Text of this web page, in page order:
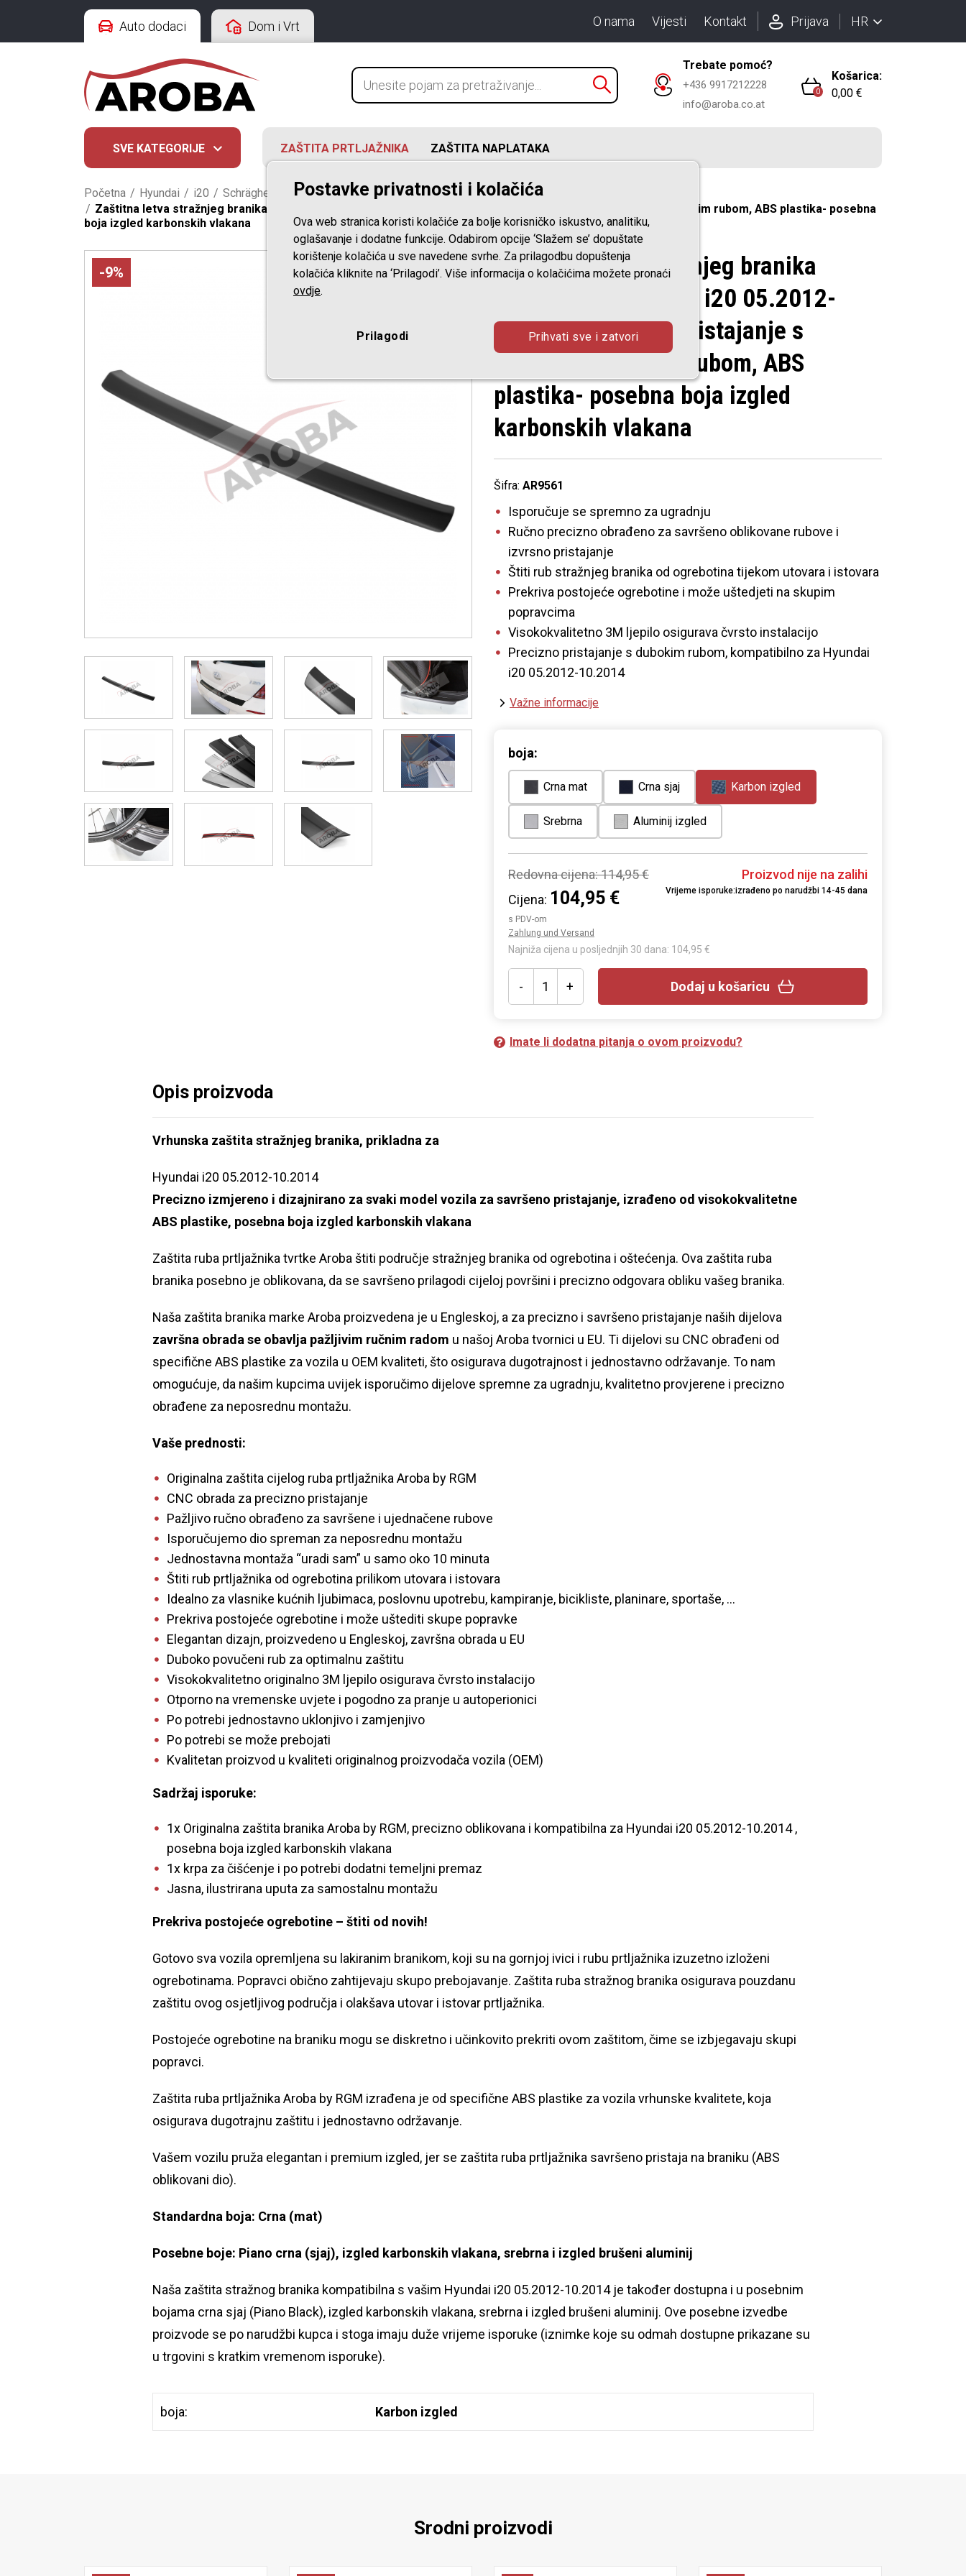
Auto dodaci Dom i Vrt O nama Vijesti Kontakt Prijava HR
Trebate pomoć?
+436 9917212228
info@aroba.co.at
0
Košarica:
0,00 €
SVE KATEGORIJE ZAŠTITA PRTLJAŽNIKA ZAŠTITA NAPLATAKA
Početna / Hyundai / i20 / Schrägheck PB (02.2009-11.2014)
/ Zaštitna letva stražnjeg branika pogodno za Hyundai i20 05.2012-10.2014 precizno pristajanje s dubokim zaštitnim rubom, ABS plastika- posebna
boja izgled karbonskih vlakana
-9%
Zaštitna letva stražnjeg branika
pogodno za Hyundai i20 05.2012-
10.2014 precizno pristajanje s
dubokim zaštitnim rubom, ABS
plastika- posebna boja izgled
karbonskih vlakana
Šifra: AR9561
Isporučuje se spremno za ugradnju
Ručno precizno obrađeno za savršeno oblikovane rubove i
izvrsno pristajanje
Štiti rub stražnjeg branika od ogrebotina tijekom utovara i istovara
Prekriva postojeće ogrebotine i može uštedjeti na skupim
popravcima
Visokokvalitetno 3M ljepilo osigurava čvrsto instalacijo
Precizno pristajanje s dubokim rubom, kompatibilno za Hyundai
i20 05.2012-10.2014
Važne informacije
boja:
Crna mat Crna sjaj Karbon izgled
Srebrna Aluminij izgled
Proizvod nije na zalihi
Vrijeme isporuke:izrađeno po narudžbi 14-45 dana
Redovna cijena:114,95 €
Cijena: 104,95 €
s PDV-om
Zahlung und Versand
Najniža cijena u posljednjih 30 dana: 104,95 €
- + Dodaj u košaricu
Imate li dodatna pitanja o ovom proizvodu?
Opis proizvoda
Vrhunska zaštita stražnjeg branika, prikladna za
Hyundai i20 05.2012-10.2014
Precizno izmjereno i dizajnirano za svaki model vozila za savršeno pristajanje, izrađeno od visokokvalitetne
ABS plastike, posebna boja izgled karbonskih vlakana
Zaštita ruba prtljažnika tvrtke Aroba štiti područje stražnjeg branika od ogrebotina i oštećenja. Ova zaštita ruba
branika posebno je oblikovana, da se savršeno prilagodi cijeloj površini i precizno odgovara obliku vašeg branika.
Naša zaštita branika marke Aroba proizvedena je u Engleskoj, a za precizno i savršeno pristajanje naših dijelova
završna obrada se obavlja pažljivim ručnim radom u našoj Aroba tvornici u EU. Ti dijelovi su CNC obrađeni od
specifične ABS plastike za vozila u OEM kvaliteti, što osigurava dugotrajnost i jednostavno održavanje. To nam
omogućuje, da našim kupcima uvijek isporučimo dijelove spremne za ugradnju, kvalitetno provjerene i precizno
obrađene za neposrednu montažu.
Vaše prednosti:
Originalna zaštita cijelog ruba prtljažnika Aroba by RGM
CNC obrada za precizno pristajanje
Pažljivo ručno obrađeno za savršene i ujednačene rubove
Isporučujemo dio spreman za neposrednu montažu
Jednostavna montaža “uradi sam” u samo oko 10 minuta
Štiti rub prtljažnika od ogrebotina prilikom utovara i istovara
Idealno za vlasnike kućnih ljubimaca, poslovnu upotrebu, kampiranje, bicikliste, planinare, sportaše, ...
Prekriva postojeće ogrebotine i može uštediti skupe popravke
Elegantan dizajn, proizvedeno u Engleskoj, završna obrada u EU
Duboko povučeni rub za optimalnu zaštitu
Visokokvalitetno originalno 3M ljepilo osigurava čvrsto instalacijo
Otporno na vremenske uvjete i pogodno za pranje u autoperionici
Po potrebi jednostavno uklonjivo i zamjenjivo
Po potrebi se može prebojati
Kvalitetan proizvod u kvaliteti originalnog proizvodača vozila (OEM)
Sadržaj isporuke:
1x Originalna zaštita branika Aroba by RGM, precizno oblikovana i kompatibilna za Hyundai i20 05.2012-10.2014 ,
posebna boja izgled karbonskih vlakana
1x krpa za čišćenje i po potrebi dodatni temeljni premaz
Jasna, ilustrirana uputa za samostalnu montažu
Prekriva postojeće ogrebotine – štiti od novih!
Gotovo sva vozila opremljena su lakiranim branikom, koji su na gornjoj ivici i rubu prtljažnika izuzetno izloženi
ogrebotinama. Popravci obično zahtijevaju skupo prebojavanje. Zaštita ruba stražnog branika osigurava pouzdanu
zaštitu ovog osjetljivog područja i olakšava utovar i istovar prtljažnika.
Postojeće ogrebotine na braniku mogu se diskretno i učinkovito prekriti ovom zaštitom, čime se izbjegavaju skupi
popravci.
Zaštita ruba prtljažnika Aroba by RGM izrađena je od specifične ABS plastike za vozila vrhunske kvalitete, koja
osigurava dugotrajnu zaštitu i jednostavno održavanje.
Vašem vozilu pruža elegantan i premium izgled, jer se zaštita ruba prtljažnika savršeno pristaja na braniku (ABS
oblikovani dio).
Standardna boja: Crna (mat)
Posebne boje: Piano crna (sjaj), izgled karbonskih vlakana, srebrna i izgled brušeni aluminij
Naša zaštita stražnog branika kompatibilna s vašim Hyundai i20 05.2012-10.2014 je također dostupna i u posebnim
bojama crna sjaj (Piano Black), izgled karbonskih vlakana, srebrna i izgled brušeni aluminij. Ove posebne izvedbe
proizvode se po narudžbi kupca i stoga imaju duže vrijeme isporuke (iznimke koje su odmah dostupne prikazane su
u trgovini s kratkim vremenom isporuke).
boja: Karbon izgled
Srodni proizvodi
Postavke privatnosti i kolačića
Ova web stranica koristi kolačiće za bolje korisničko iskustvo, analitiku,
oglašavanje i dodatne funkcije. Odabirom opcije ‘Slažem se’ dopuštate
korištenje kolačića u sve navedene svrhe. Za prilagodbu dopuštenja
kolačića kliknite na ‘Prilagodi’. Više informacija o kolačićima možete pronaći
ovdje.
Prilagodi Prihvati sve i zatvori